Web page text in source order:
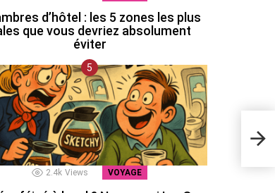
d’hôtel : les 5 zones les plus
que vous devriez absolument
éviter
2.4k Views VOYAGE